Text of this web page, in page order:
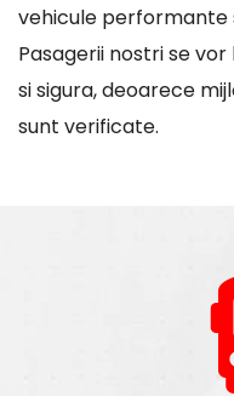
vehicule performante
Pasagerii nostri se
si sigura, deoarece
sunt verificate.